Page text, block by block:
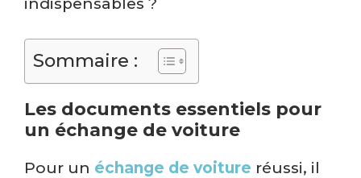
indispensables ?
Sommaire :
Les documents essentiels pour
un échange de voiture
Pour un échange de voiture réussi, il